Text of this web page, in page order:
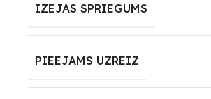
IZEJAS SPRIEGUMS
PIEEJAMS UZREIZ